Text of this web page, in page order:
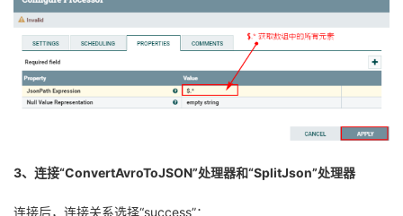
3、连接“ConvertAvroToJSON”处理器和“SplitJson”处理器
连接后，连接关系选择“success”：